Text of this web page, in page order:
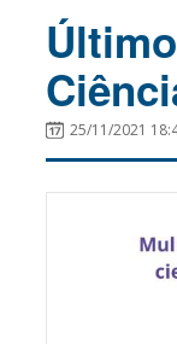
25/11/2021